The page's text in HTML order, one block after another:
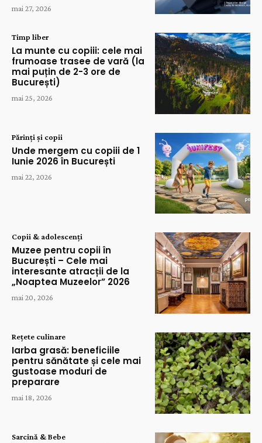
mai 27, 2026
Timp liber
La munte cu copiii: cele mai
frumoase trasee de vară (la
mai puțin de 2-3 ore de
București)
mai 25, 2026
Părinți și copii
Unde mergem cu copiii de 1
Iunie 2026 în București
mai 22, 2026
Copii & adolescenți
Muzee pentru copii în
București – Cele mai
interesante atracții de la
„Noaptea Muzeelor” 2026
mai 20, 2026
Rețete culinare
Iarba grasă: beneficiile
pentru sănătate și cele mai
gustoase moduri de
preparare
mai 18, 2026
Sarcină & Bebe